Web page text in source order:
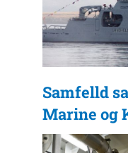
Samfelld
Marine og